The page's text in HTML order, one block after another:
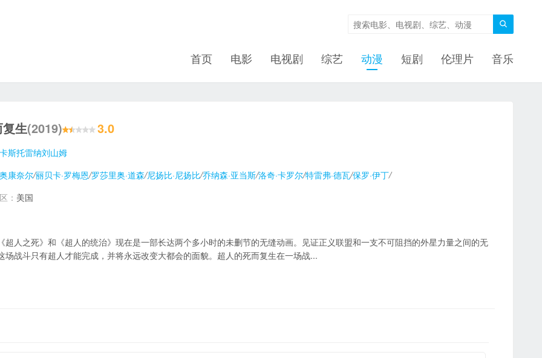

首页 电影 电视剧 综艺 动漫 短剧 伦理片 音乐
生(2019) 3.0
斯托雷纳刘山姆
康奈尔/丽贝卡·罗梅恩/罗莎里奥·道森/尼扬比·尼扬比/乔纳森·亚当斯/洛奇·卡罗尔/特雷弗·德瓦/保罗·伊丁/
： 美国
超人之死》和《超人的统治》现在是一部长达两个多小时的未删节的无缝动画。见证正义联盟和一支不可阻挡的外星力量之间的无
场战斗只有超人才能完成，并将永远改变大都会的面貌。超人的死而复生在一场战...